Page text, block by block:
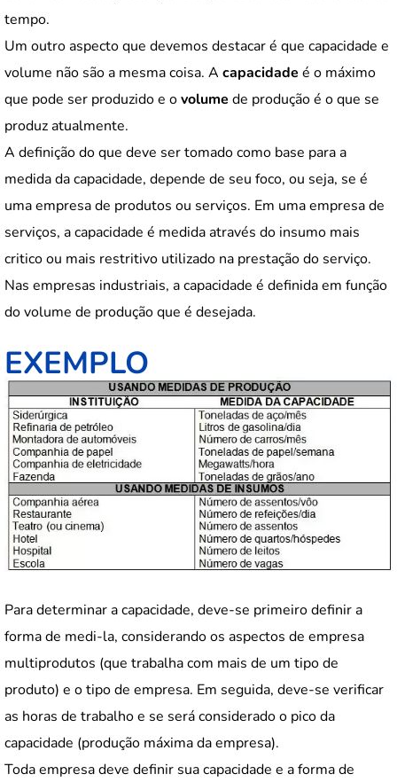
tempo.
Um outro aspecto que devemos destacar é que capacidade e
volume não são a mesma coisa. A capacidade é o máximo
que pode ser produzido e ovolume de produção é o que se
produz atualmente.
A definição do que deve ser tomado como base para a
medida da capacidade, depende de seu foco, ou seja, se é
uma empresa de produtos ou serviços. Em uma empresa de
serviços, a capacidade é medida através do insumo mais
critico ou mais restritivo utilizado na prestação do serviço.
Nas empresas industriais, a capacidade é definida em função
do volume de produção que é desejada.
EXEMPLO
Para determinar a capacidade, deve-se primeiro definir a
forma de medi-la, considerando os aspectos de empresa
multiprodutos (que trabalha com mais de um tipo de
produto) e o tipo de empresa. Em seguida, deve-se verificar
as horas de trabalho e se será considerado o pico da
capacidade (produção máxima da empresa).
Toda empresa deve definir sua capacidade e a forma de